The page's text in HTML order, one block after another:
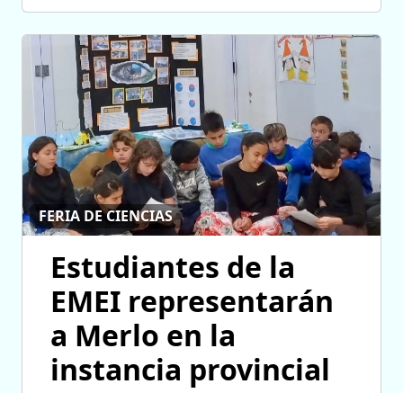
FERIA DE CIENCIAS
Estudiantes de la
EMEI representarán
a Merlo en la
instancia provincial